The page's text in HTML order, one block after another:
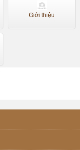
Giới thiệu